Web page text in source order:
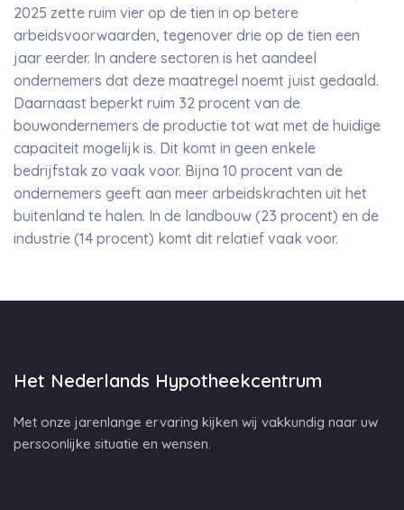
2025 zette ruim vier op de tien in op betere
arbeidsvoorwaarden, tegenover drie op de tien een
jaar eerder. In andere sectoren is het aandeel
ondernemers dat deze maatregel noemt juist gedaald.
Daarnaast beperkt ruim 32 procent van de
bouwondernemers de productie tot wat met de huidige
capaciteit mogelijk is. Dit komt in geen enkele
bedrijfstak zo vaak voor. Bijna 10 procent van de
ondernemers geeft aan meer arbeidskrachten uit het
buitenland te halen. In de landbouw (23 procent) en de
industrie (14 procent) komt dit relatief vaak voor.
Het Nederlands Hypotheekcentrum
Met onze jarenlange ervaring kijken wij vakkundig naar uw
persoonlijke situatie en wensen.